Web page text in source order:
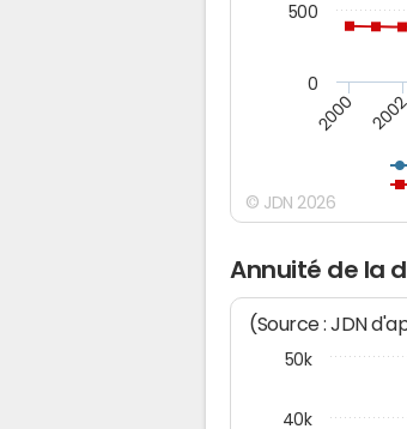
2000 2002
0
500
© JDN 2026
Annuité de la
(Source : JDN
40k
50k